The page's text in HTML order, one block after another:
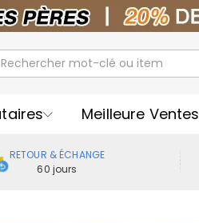
Meilleure Ventes
RETOUR & ÉCHANGE
60 jours